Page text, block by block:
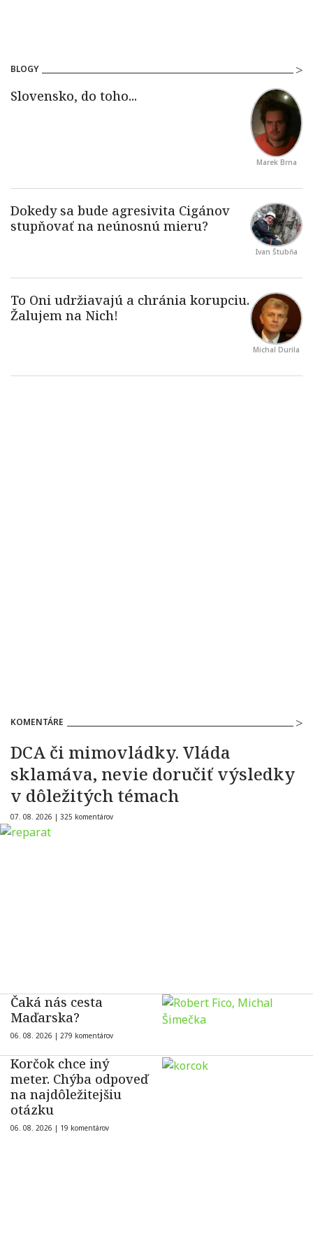
BLOGY
Marek Brna
Ivan Štubňa
Michal Durila
KOMENTÁRE
DCA či mimovládky. Vláda
sklamáva, nevie doručiť výsledky
v dôležitých témach
07. 08. 2026 | 325 komentárov
Čaká nás cesta
Maďarska?
06. 08. 2026 | 279 komentárov
Korčok chce iný
meter. Chýba odpoveď
na najdôležitejšiu
otázku
06. 08. 2026 | 19 komentárov